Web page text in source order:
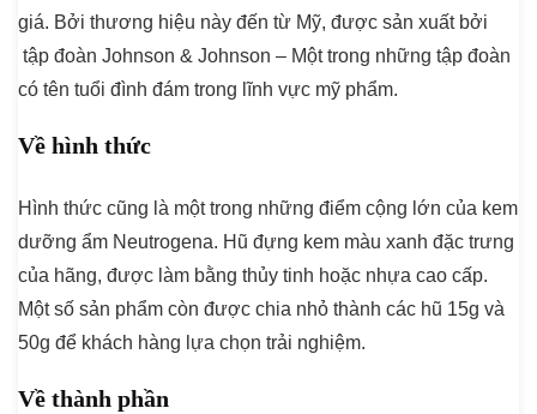
giá. Bởi thương hiệu này đến từ Mỹ, được sản xuất bởi
tập đoàn Johnson & Johnson – Một trong những tập đoàn
có tên tuổi đình đám trong lĩnh vực mỹ phẩm.
Về hình thức
Hình thức cũng là một trong những điểm cộng lớn của kem
dưỡng ẩm Neutrogena. Hũ đựng kem màu xanh đặc trưng
của hãng, được làm bằng thủy tinh hoặc nhựa cao cấp.
Một số sản phẩm còn được chia nhỏ thành các hũ 15g và
50g để khách hàng lựa chọn trải nghiệm.
Về thành phần